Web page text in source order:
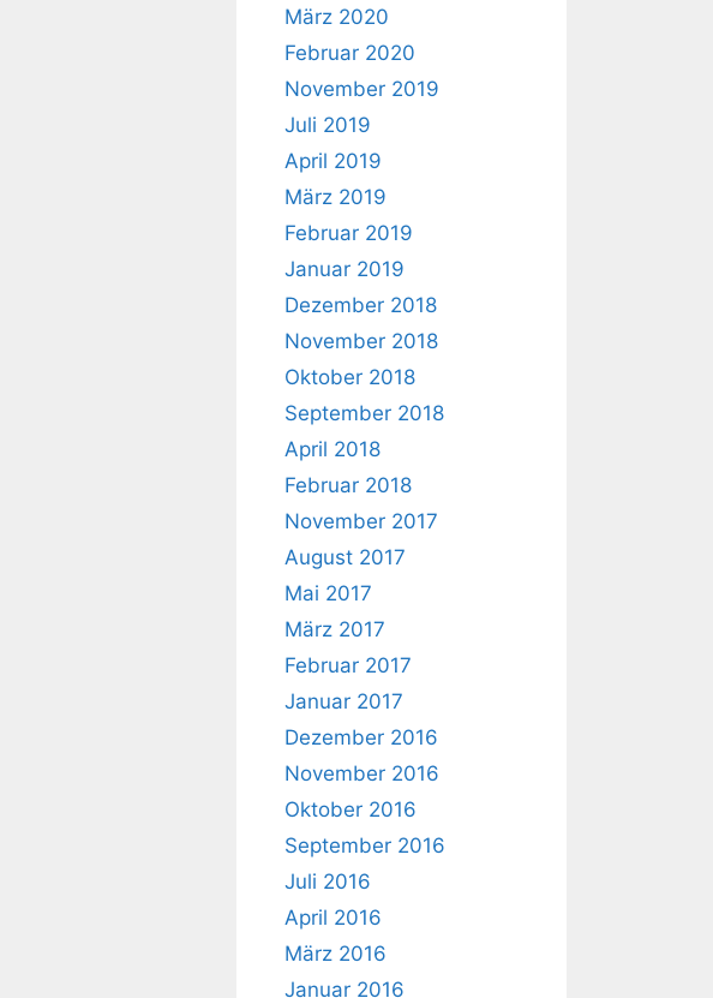
März 2020
Februar 2020
November 2019
Juli 2019
April 2019
März 2019
Februar 2019
Januar 2019
Dezember 2018
November 2018
Oktober 2018
September 2018
April 2018
Februar 2018
November 2017
August 2017
Mai 2017
März 2017
Februar 2017
Januar 2017
Dezember 2016
November 2016
Oktober 2016
September 2016
Juli 2016
April 2016
März 2016
Januar 2016